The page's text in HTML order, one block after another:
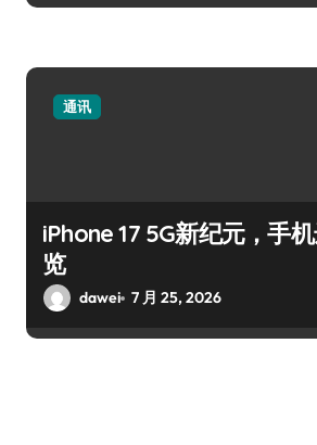
通讯
iPhone 17 5G新纪元，手
览
dawei 7 月 25, 2026